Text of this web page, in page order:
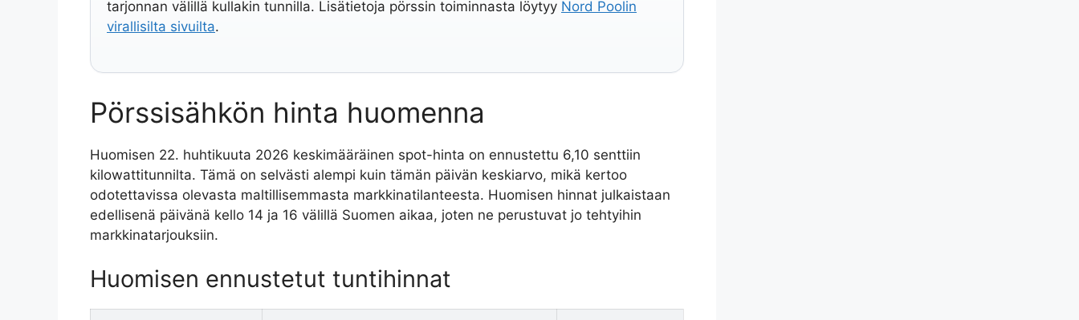
tarjonnan välillä kullakin tunnilla. Lisätietoja pörssin toiminnasta löytyy Nord Poolin
virallisilta sivuilta.
Pörssisähkön hinta huomenna
Huomisen 22. huhtikuuta 2026 keskimääräinen spot-hinta on ennustettu 6,10 senttiin
kilowattitunnilta. Tämä on selvästi alempi kuin tämän päivän keskiarvo, mikä kertoo
odotettavissa olevasta maltillisemmasta markkinatilanteesta. Huomisen hinnat julkaistaan
edellisenä päivänä kello 14 ja 16 välillä Suomen aikaa, joten ne perustuvat jo tehtyihin
markkinatarjouksiin.
Huomisen ennustetut tuntihinnat